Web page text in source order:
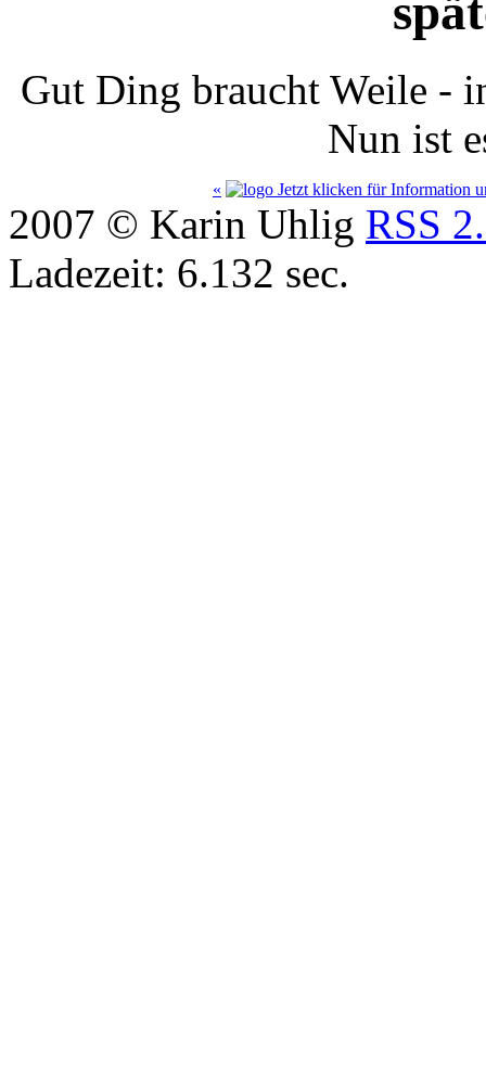
Gut Ding braucht Weile -
Nun ist
« Jetzt klicken für Information
2007 © Karin Uhlig RSS
Ladezeit: 6.132 sec.